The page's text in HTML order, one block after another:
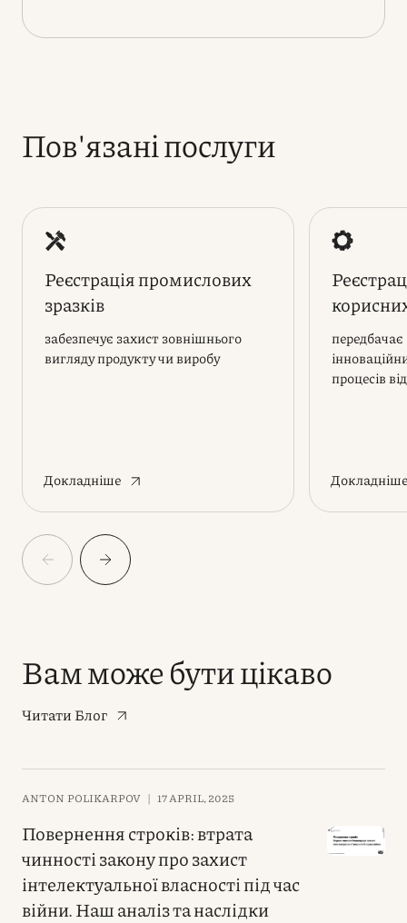
Пов'язані послуги
Реєстрація промислових
зразків
забезпечує захист зовнішнього
вигляду продукту чи виробу
Докладніше
процесів
Докладніше
Вам може бути цікаво
Читати Блог
ANTON POLIKARPOV | 17 APRIL, 2025
Повернення строків: втрата
чинності закону про захист
інтелектуальної власності під час
війни. Наш аналіз та наслідки